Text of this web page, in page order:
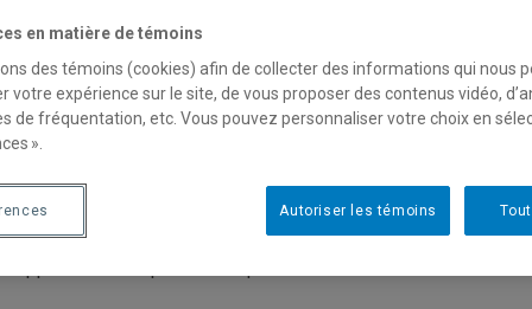
de recherche
de didactique est très actif sur le plan de la
de cours participent à plusieurs activités de recherche
tant au niveau national qu’international. La
en matière de témoins
des témoins (cookies) afin de collecter des informations qui nous
votre expérience sur le site, de vous proposer des contenus vidéo,
de fréquentation, etc. Vous pouvez personnaliser votre choix en
».
Autoriser les témoins